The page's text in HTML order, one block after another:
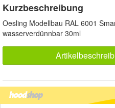
Kurzbeschreibung
Oesling Modellbau RAL 6001
wasserverdünnbar 30ml